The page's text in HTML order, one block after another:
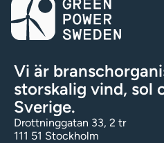
Vi är
storskalig vind, sol
Sverige.
Drottninggatan 33, 2 tr
111 51 Stockholm